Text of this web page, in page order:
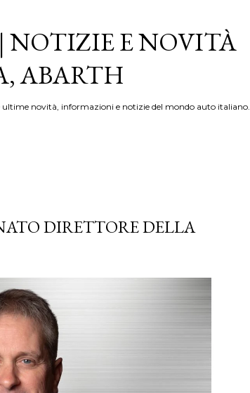
NOTIZIE E NOVITÀ
ABARTH
novità, informazioni e notizie del mondo auto italiano.
DIRETTORE DELLA